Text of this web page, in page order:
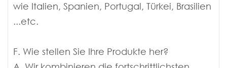
wie Italien, Spanien, Portugal, Türkei, Brasilien
...etc.
F. Wie stellen Sie Ihre Produkte her?